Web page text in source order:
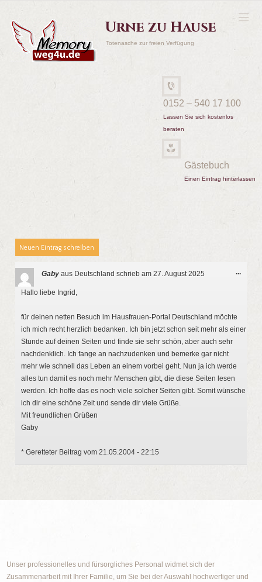
Urne zu Hause
Totenasche zur freien Verfügung
0152 – 540 17 100
Lassen Sie sich kostenlos
beraten
Gästebuch
Einen Eintrag hinterlassen
Gaby aus Deutschland schrieb am 27. August 2025
Hallo liebe Ingrid,
für deinen netten Besuch im Hausfrauen-Portal Deutschland möchte
ich mich recht herzlich bedanken. Ich bin jetzt schon seit mehr als einer
Stunde auf deinen Seiten und finde sie sehr schön, aber auch sehr
nachdenklich. Ich fange an nachzudenken und bemerke gar nicht
mehr wie schnell das Leben an einem vorbei geht. Nun ja ich werde
alles tun damit es noch mehr Menschen gibt, die diese Seiten lesen
werden. Ich hoffe das es noch viele solcher Seiten gibt. Somit wünsche
ich dir eine schöne Zeit und sende dir viele Grüße.
Mit freundlichen Grüßen
Gaby
* Geretteter Beitrag vom 21.05.2004 - 22:15
...Diese
Unser professionelles und fürsorgliches Personal widmet sich der
Zusammenarbeit mit Ihrer Familie, um Sie bei der Auswahl hochwertiger und